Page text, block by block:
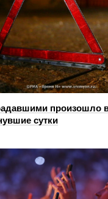
произошло
сутки